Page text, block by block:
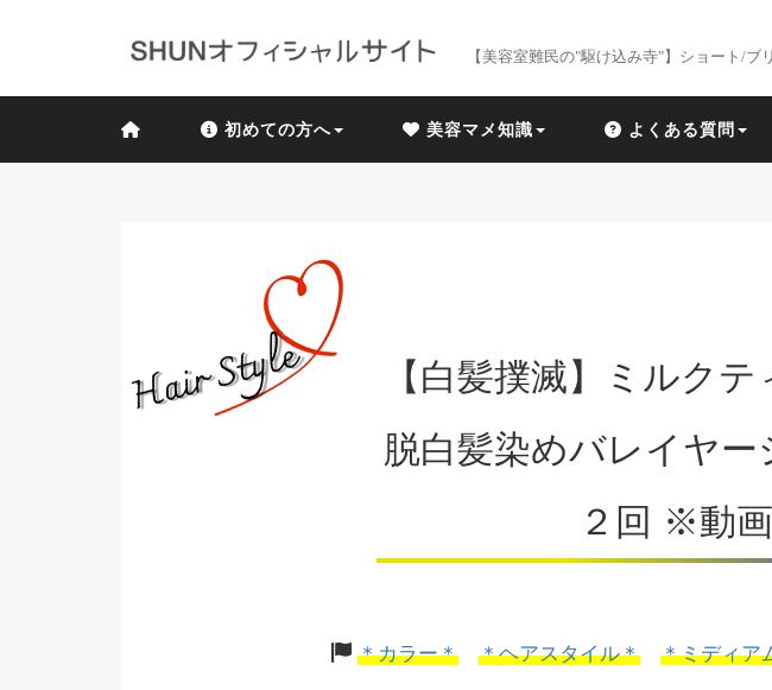
【美容室難民の"駆け込み寺"】ショート/
初めての方へ 美容マメ知識 よくある質問
【白髪撲滅】ミルク
脱白髪染めバレイヤー
２回 ※動
＊カラー＊ ＊ヘアスタイル＊ ＊ミディア